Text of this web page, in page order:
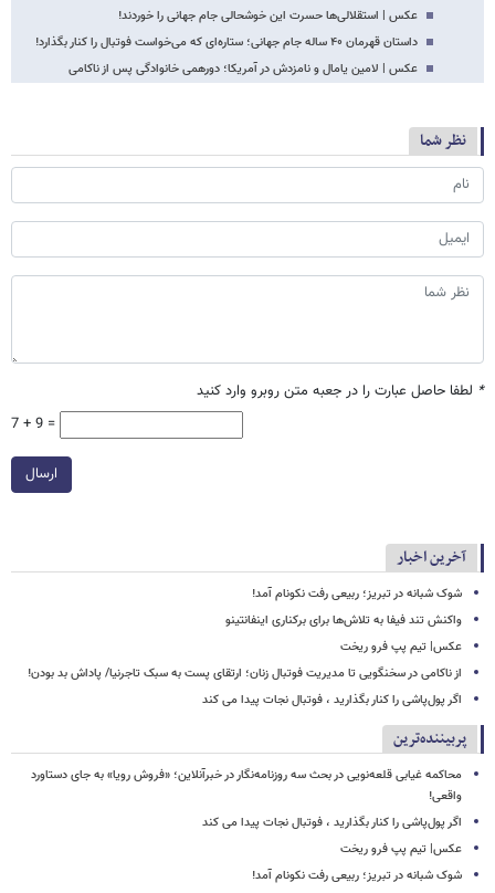
عکس | استقلالی‌ها حسرت این خوشحالی جام جهانی را خوردند!
داستان قهرمان ۴۰ ساله جام جهانی؛ ستاره‌ای که می‌خواست فوتبال را کنار بگذارد!
عکس | لامین یامال و نامزدش در آمریکا؛ دورهمی خانوادگی پس از ناکامی
نظر شما
* لطفا حاصل عبارت را در جعبه متن روبرو وارد کنید
7 + 9 =
ارسال
آخرین اخبار
شوک شبانه در تبریز؛ ربیعی رفت نکونام آمد!
واکنش تند فیفا به تلاش‌ها برای برکناری اینفانتینو
عکس| تیم پپ فرو ریخت
از ناکامی در سخنگویی تا مدیریت فوتبال زنان؛ ارتقای پست به سبک تاجرنیا/ پاداش بد بودن!
اگر پول‌پاشی را کنار بگذارید ، فوتبال نجات پیدا می کند
پربیننده‌ترین
محاکمه غیابی قلعه‌نویی در بحث سه روزنامه‌نگار در خبرآنلاین؛ «فروش رویا» به جای دستاورد
واقعی!
اگر پول‌پاشی را کنار بگذارید ، فوتبال نجات پیدا می کند
عکس| تیم پپ فرو ریخت
شوک شبانه در تبریز؛ ربیعی رفت نکونام آمد!